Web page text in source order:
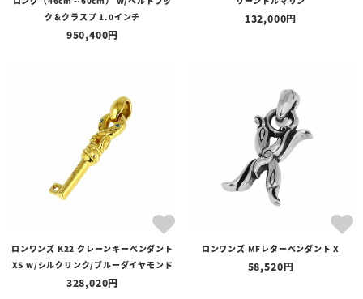
ク＆クラスプ 1.0インチ
950,400
132,000
ロンワンズ K22 クレーンキーペンダント
XS w/シルクリンク/ブルーダイヤモンド
328,020
ロンワンズ MFレターペンダント X
58,520